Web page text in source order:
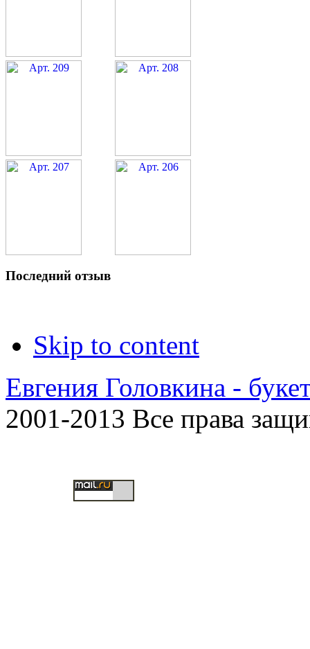
Последний отзыв
Skip to content
Евгения Головкина -
2001-2013 Все права